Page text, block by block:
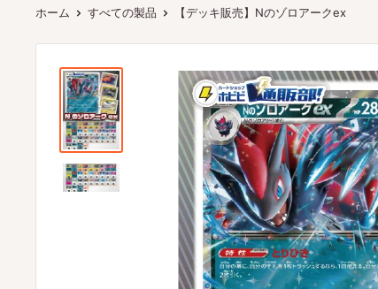
ッ
ホーム すべての製品 【デッキ販売】Nのゾロアークex